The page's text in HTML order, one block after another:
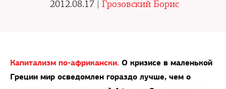
2012.08.17 | Грозовский Борис
Капитализм по-африкански. О кризисе в маленькой
Греции мир осведомлен гораздо лучше, чем о